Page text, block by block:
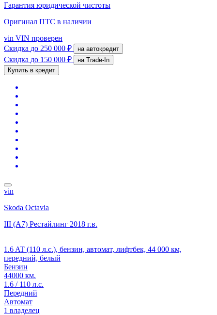
Гарантия юридической чистоты
Оригинал ПТС в наличии
vin VIN проверен
Скидка до 250 000 ₽ на автокредит
Скидка до 150 000 ₽
на Trade-In
Купить в кредит
vin
Skoda Octavia
III (A7) Рестайлинг 2018 г.в.
1.6 AT (110 л.с.), бензин, автомат, лифтбек, 44 000 км,
передний, белый
Бензин
44000 км.
1.6 / 110 л.с.
Передний
Автомат
1 владелец